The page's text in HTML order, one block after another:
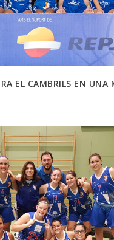
EL CAMBRILS EN UNA